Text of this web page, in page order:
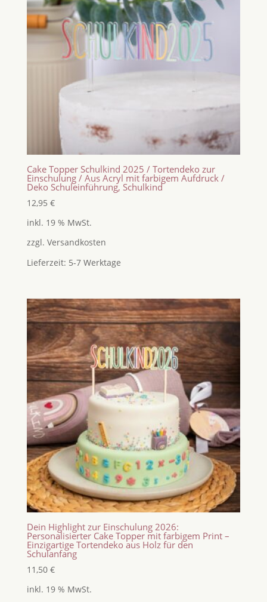
Cake Topper Schulkind 2025 / Tortendeko zur
Einschulung / Aus Acryl mit farbigem Aufdruck /
Deko Schuleinführung, Schulkind
12,95 €
inkl. 19 % MwSt.
zzgl. Versandkosten
Lieferzeit: 5-7 Werktage
Dein Highlight zur Einschulung 2026:
Personalisierter Cake Topper mit farbigem Print –
Einzigartige Tortendeko aus Holz für den
Schulanfang
11,50 €
inkl. 19 % MwSt.